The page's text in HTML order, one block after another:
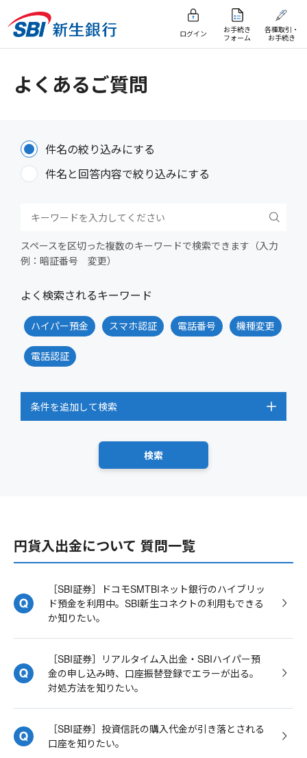
ログイン
お手続き
フォーム
各種取引・
お手続き
よくあるご質問
件名の絞り込みにする
件名と回答内容で絞り込みにする
スペースを区切った複数のキーワードで検索できます（入力
例：暗証番号 変更）
よく検索されるキーワード
ハイパー預金 スマホ認証 電話番号 機種変更
電話認証
条件を追加して検索
円貨入出金について 質問一覧
［SBI証券］ドコモSMTBIネット銀行のハイブリッ
ド預金を利用中。SBI新生コネクトの利用もできる
か知りたい。
［SBI証券］リアルタイム入出金・SBIハイパー預
金の申し込み時、口座振替登録でエラーが出る。
対処方法を知りたい。
［SBI証券］投資信託の購入代金が引き落とされる
口座を知りたい。